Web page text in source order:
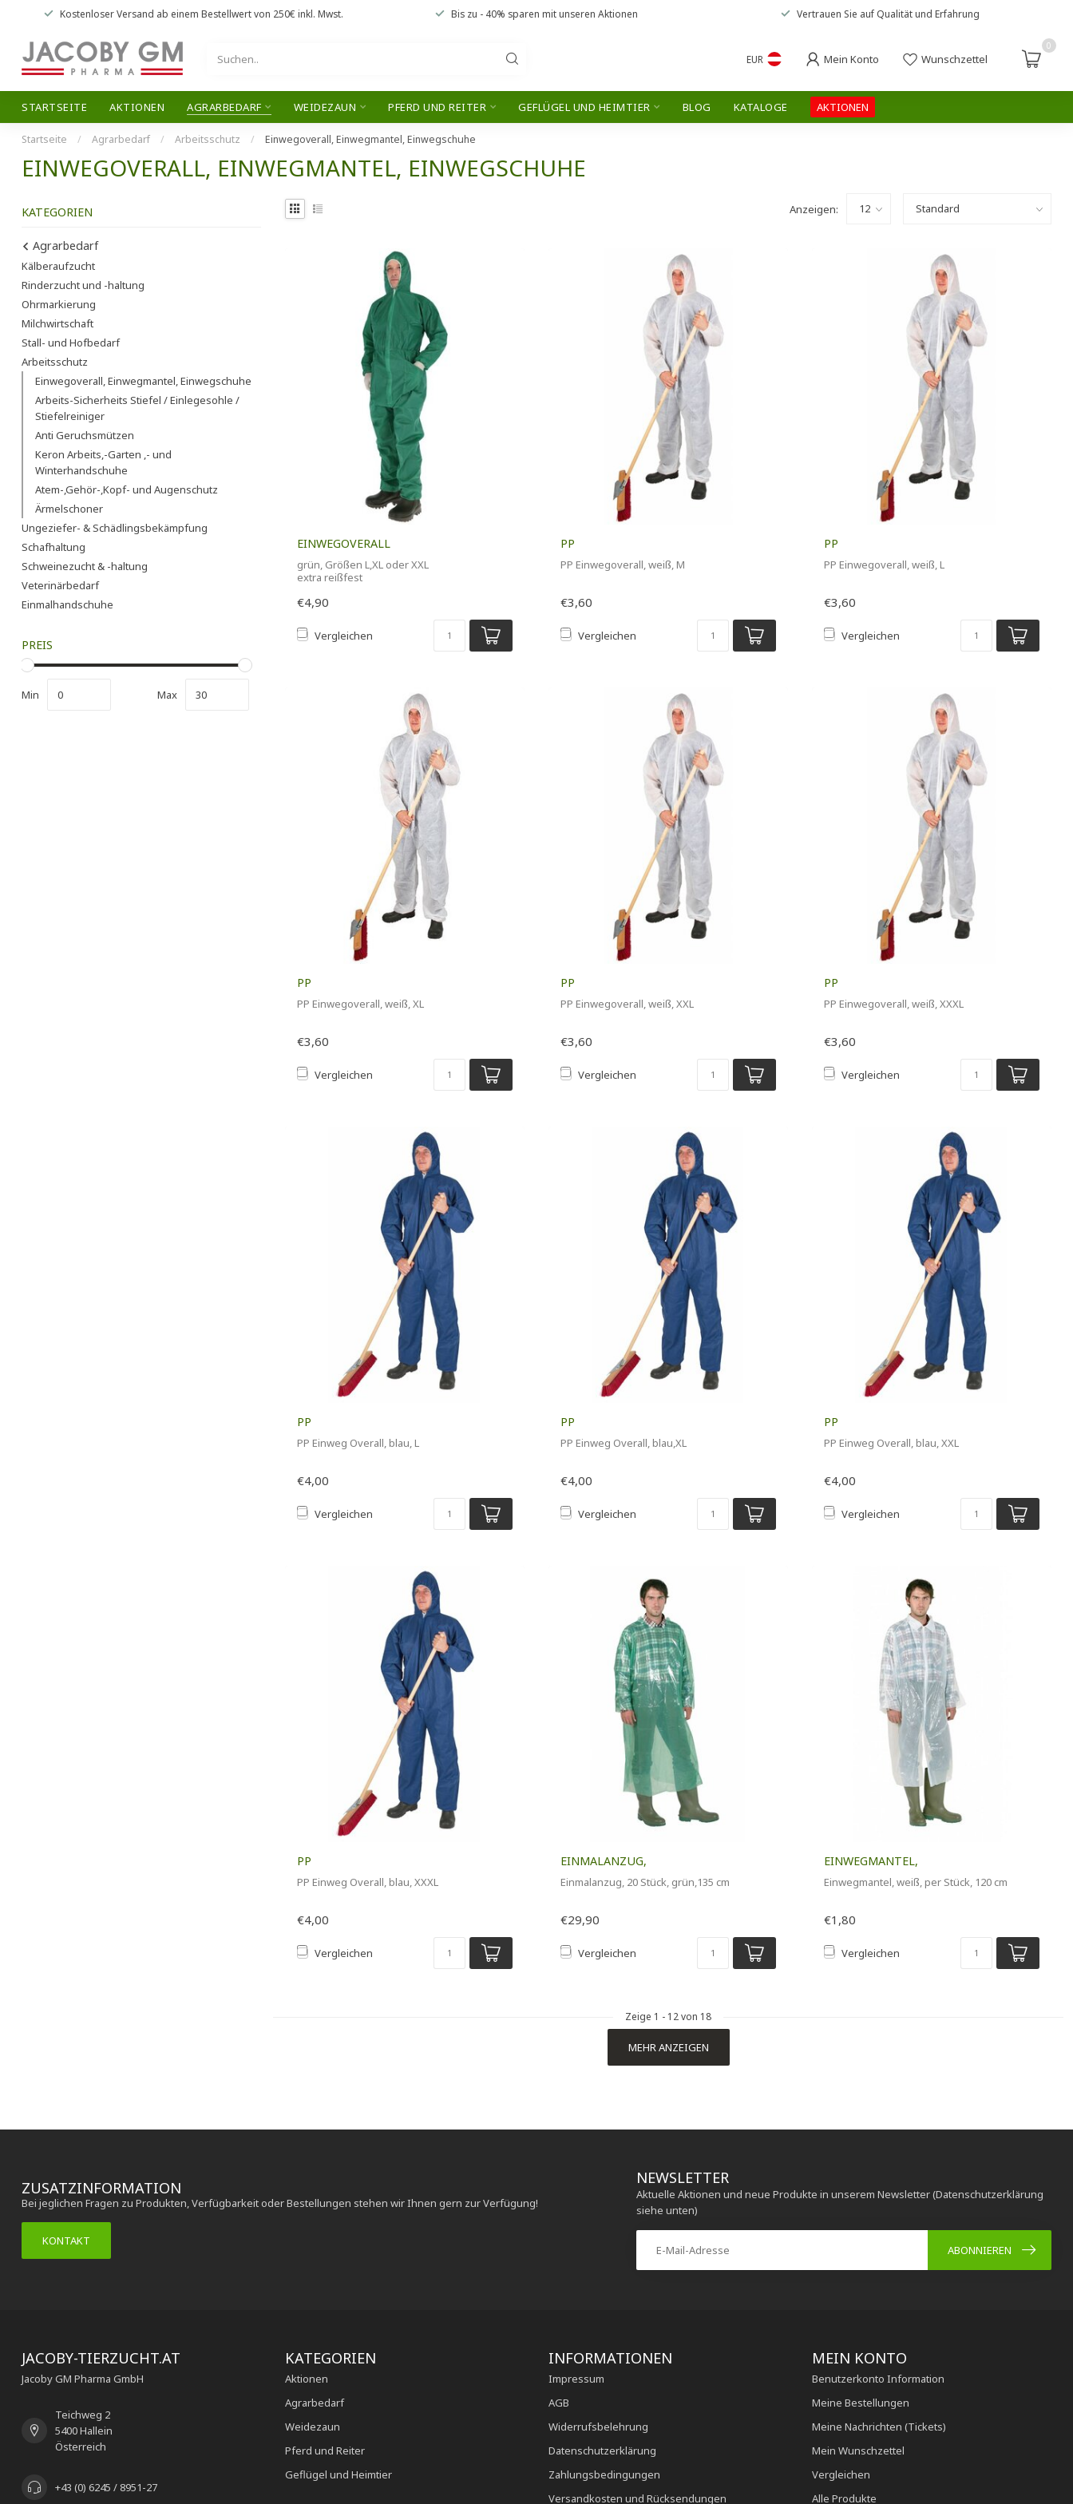
Kostenloser Versand ab einem Bestellwert von 250€ inkl. Mwst. Bis zu - 40% sparen mit unseren Aktionen Vertrauen Sie auf Qualität und Erfahrung
EUR Mein Konto Wunschzettel
0
STARTSEITE AKTIONEN AGRARBEDARF WEIDEZAUN PFERD UND REITER GEFLÜGEL UND HEIMTIER BLOG KATALOGE AKTIONEN
Startseite / Agrarbedarf / Arbeitsschutz / Einwegoverall, Einwegmantel, Einwegschuhe
EINWEGOVERALL, EINWEGMANTEL, EINWEGSCHUHE
KATEGORIEN
Agrarbedarf
Kälberaufzucht
Rinderzucht und -haltung
Ohrmarkierung
Milchwirtschaft
Stall- und Hofbedarf
Arbeitsschutz
Einwegoverall, Einwegmantel, Einwegschuhe
Arbeits-Sicherheits Stiefel / Einlegesohle /
Stiefelreiniger
Anti Geruchsmützen
Keron Arbeits,-Garten ,- und
Winterhandschuhe
Atem-,Gehör-,Kopf- und Augenschutz
Ärmelschoner
Ungeziefer- & Schädlingsbekämpfung
Schafhaltung
Schweinezucht & -haltung
Veterinärbedarf
Einmalhandschuhe
PREIS
Min Max
Anzeigen:
EINWEGOVERALL
grün, Größen L,XL oder XXL
extra reißfest
€4,90
Vergleichen
PP
PP Einwegoverall, weiß, M
€3,60
Vergleichen
PP
PP Einwegoverall, weiß, L
€3,60
Vergleichen
PP
PP Einwegoverall, weiß, XL
€3,60
Vergleichen
PP
PP Einwegoverall, weiß, XXL
€3,60
Vergleichen
PP
PP Einwegoverall, weiß, XXXL
€3,60
Vergleichen
PP
PP Einweg Overall, blau, L
€4,00
Vergleichen
PP
PP Einweg Overall, blau,XL
€4,00
Vergleichen
PP
PP Einweg Overall, blau, XXL
€4,00
Vergleichen
PP
PP Einweg Overall, blau, XXXL
€4,00
Vergleichen
EINMALANZUG,
Einmalanzug, 20 Stück, grün,135 cm
€29,90
Vergleichen
EINWEGMANTEL,
Einwegmantel, weiß, per Stück, 120 cm
€1,80
Vergleichen
Zeige 1 - 12von 18
MEHR ANZEIGEN
ZUSATZINFORMATION
Bei jeglichen Fragen zu Produkten, Verfügbarkeit oder Bestellungen stehen wir Ihnen gern zur Verfügung!
KONTAKT
NEWSLETTER
Aktuelle Aktionen und neue Produkte in unserem Newsletter (Datenschutzerklärung
siehe unten)
ABONNIEREN
JACOBY-TIERZUCHT.AT
Jacoby GM Pharma GmbH
Teichweg 2
5400 Hallein
Österreich
+43 (0) 6245 / 8951-27
KATEGORIEN
Aktionen
Agrarbedarf
Weidezaun
Pferd und Reiter
Geflügel und Heimtier
INFORMATIONEN
Impressum
AGB
Widerrufsbelehrung
Datenschutzerklärung
Zahlungsbedingungen
Versandkosten und Rücksendungen
MEIN KONTO
Benutzerkonto Information
Meine Bestellungen
Meine Nachrichten (Tickets)
Mein Wunschzettel
Vergleichen
Alle Produkte